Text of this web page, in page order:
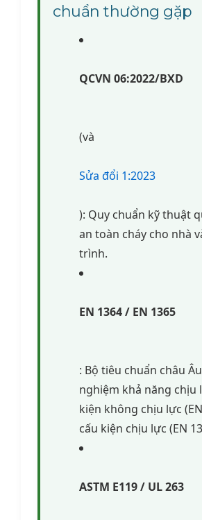
chuẩn thường gặp
QCVN 06:2022/BXD
(và
Sửa đổi 1:2023
): Quy chuẩn kỹ thuật
an toàn cháy cho nhà
trình.
EN 1364 / EN 1365
: Bộ tiêu chuẩn châu
nghiệm khả năng chịu
kiện không chịu lực
cấu kiện chịu lực (EN
ASTM E119 / UL 263